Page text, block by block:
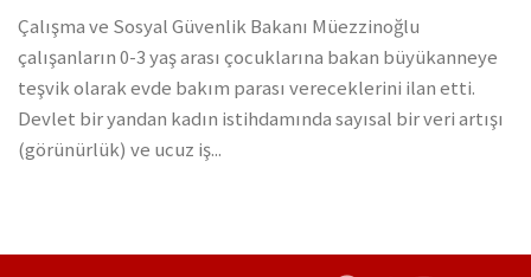
Çalışma ve Sosyal Güvenlik Bakanı Müezzinoğlu
çalışanların 0-3 yaş arası çocuklarına bakan büyükanneye
teşvik olarak evde bakım parası vereceklerini ilan etti.
Devlet bir yandan kadın istihdamında sayısal bir veri artışı
(görünürlük) ve ucuz iş...